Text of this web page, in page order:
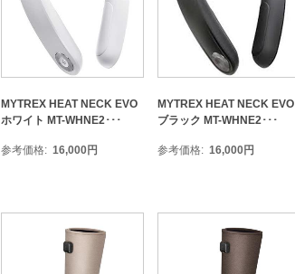
MYTREX HEAT NECK EVO
ホワイト MT-WHNE2･･･
参考価格 16,000円
MYTREX HEAT NECK EVO
ブラック MT-WHNE2･･･
参考価格 16,000円